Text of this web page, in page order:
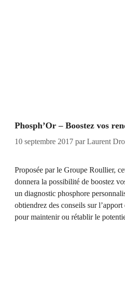
Phosph’Or – Boostez vos
10 septembre 2017 parLaurent
Proposée par le Groupe Roullier,
donnera la possibilité de boostez
un diagnostic phosphore
obtiendrez des conseils sur
pour maintenir ou rétablir le